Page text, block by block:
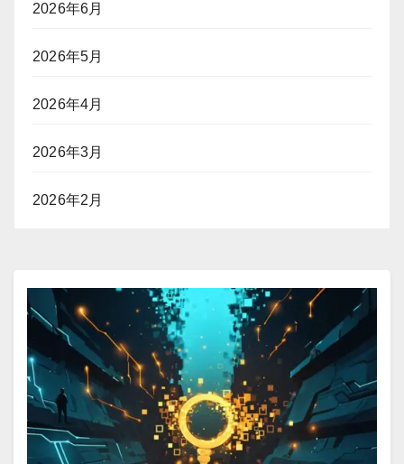
2026年6月
2026年5月
2026年4月
2026年3月
2026年2月